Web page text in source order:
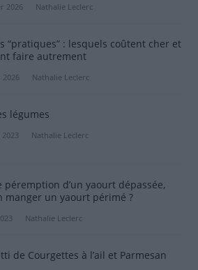
2026 Nathalie Leclerc
“pratiques” : lesquels coûtent cher et
faire autrement
2026 Nathalie Leclerc
légumes
Nathalie Leclerc
péremption d’un yaourt dépassée,
manger un yaourt périmé ?
Nathalie Leclerc
de Courgettes à l’ail et Parmesan